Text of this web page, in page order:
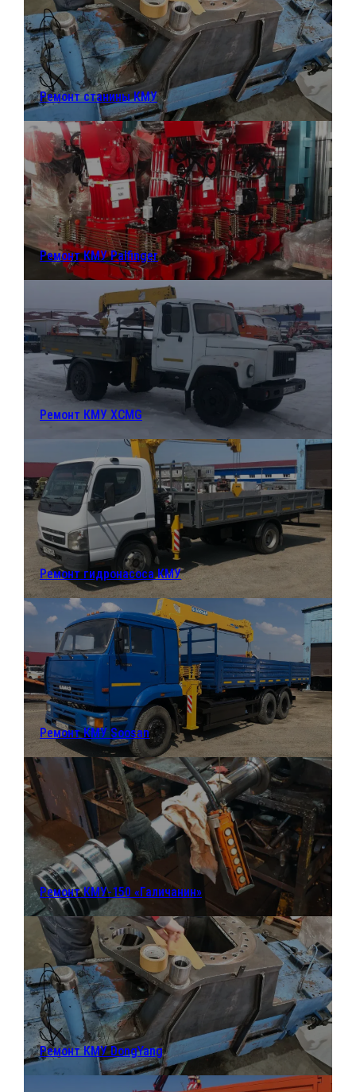
Ремонт станины КМУ
Ремонт КМУ Palfinger
Ремонт КМУ XCMG
Ремонт гидронасоса КМУ
Ремонт КМУ Soosan
Ремонт КМУ-150 «Галичанин»
Ремонт КМУ DongYang